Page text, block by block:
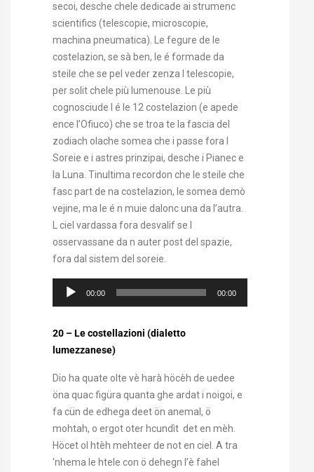
secoi, desche chele dedicade ai strumenc
scientifics (telescopie, microscopie,
machina pneumatica). Le fegure de le
costelazion, se sà ben, le é formade da
steile che se pel veder zenza l telescopie,
per solit chele più lumenouse. Le più
cognosciude l é le 12 costelazion (e apede
ence l’Ofiuco) che se troa te la fascia del
zodiach olache somea che i passe fora l
Soreie e i astres prinzipai, desche i Pianec e
la Luna. Tinultima recordon che le steile che
fasc part de na costelazion, le somea demò
vejine, ma le é n muie dalonc una da l’autra.
L ciel vardassa fora desvalif se l
osservassane da n auter post del spazie,
fora dal sistem del soreie.
Audio
00:00 00:00
20 – Le costellazioni (dialetto
lumezzanese)
Dio ha quate olte vè harà höcèh de uedee
öna quac figüra quanta ghe ardat i noigoi, e
fa cün de edhega deet ön anemal, ö
mohtah, o ergot oter hcundìt det en mèh.
Höcet ol htèh mehteer de not en ciel. A tra
‘nhema le htele con ö dehegn l’è fahel